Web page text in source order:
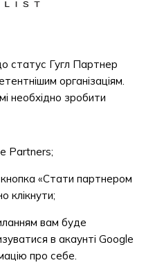
статус Гугл Партнер
організаціям.
необхідно зробити
Partners;
«Стати партнером
клікнути;
вам буде
в акаунті Google
про себе.